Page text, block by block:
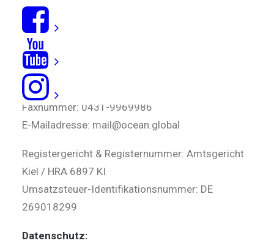
Klausdorfer Weg 167
24148 Kiel
Geschäftsführung: Alexander Lehmann
Telefonnummer: 0431-9969977
Faxnummer: 0431-9969986
E-Mailadresse: mail@ocean.global
Registergericht & Registernummer: Amtsgericht
Kiel / HRA 6897 KI
Umsatzsteuer-Identifikationsnummer: DE
269018299
Datenschutz: